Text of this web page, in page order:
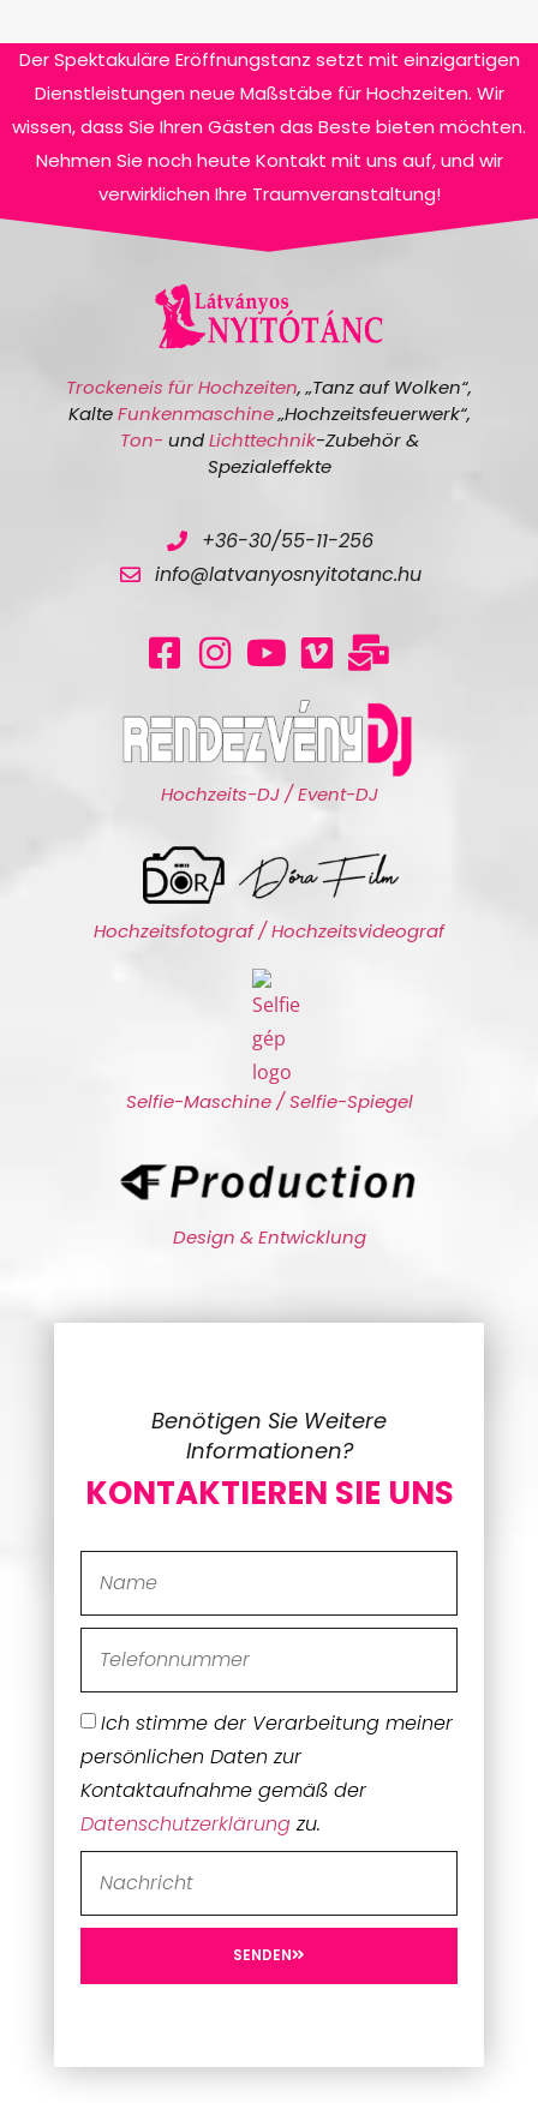
Der Spektakuläre Eröffnungstanz setzt mit einzigartigen
Dienstleistungen neue Maßstäbe für Hochzeiten. Wir
wissen, dass Sie Ihren Gästen das Beste bieten möchten.
Nehmen Sie noch heute Kontakt mit uns auf, und wir
verwirklichen Ihre Traumveranstaltung!
Trockeneis für Hochzeiten, „Tanz auf Wolken“,
KalteFunkenmaschine„Hochzeitsfeuerwerk“,
Ton- undLichttechnik-Zubehör &
Spezialeffekte
+36-30/55-11-256
info@latvanyosnyitotanc.hu
Hochzeits-DJ / Event-DJ
Hochzeitsfotograf / Hochzeitsvideograf
Selfie-Maschine / Selfie-Spiegel
Design & Entwicklung
Benötigen Sie Weitere
Informationen?
KONTAKTIEREN SIE UNS
Ich stimme der Verarbeitung meiner
persönlichen Daten zur
Kontaktaufnahme gemäß der
Datenschutzerklärungzu.
SENDEN